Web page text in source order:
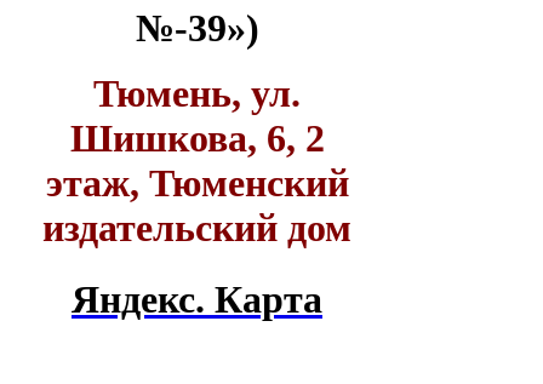
№-39»)
Тюмень, ул.
Шишкова, 6, 2
этаж, Тюменский
издательский дом
Яндекс. Карта